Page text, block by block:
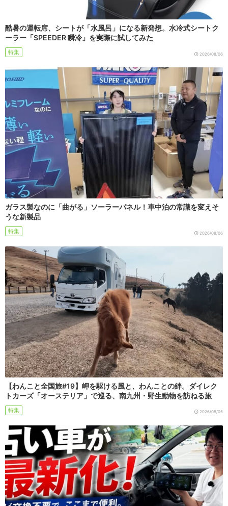
酷暑の運転席、シートが「水風呂」になる新発想。水冷式シートク
ーラー「SPEEDER 瞬冷」を実際に試してみた
特集 2026/08/06
ガラス製なのに「曲がる」ソーラーパネル！車中泊の常識を変えそ
うな新製品
特集 2026/08/06
【わんこと全国旅#19】岬を駆ける風と、わんことの絆。ダイレク
トカーズ「オーステリア」で巡る、南九州・野生動物を訪ねる旅
特集 2026/08/05